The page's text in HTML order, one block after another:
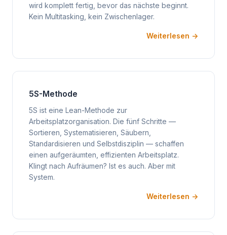
wird komplett fertig, bevor das nächste beginnt.
Kein Multitasking, kein Zwischenlager.
Weiterlesen →
5S-Methode
5S ist eine Lean-Methode zur
Arbeitsplatzorganisation. Die fünf Schritte —
Sortieren, Systematisieren, Säubern,
Standardisieren und Selbstdisziplin — schaffen
einen aufgeräumten, effizienten Arbeitsplatz.
Klingt nach Aufräumen? Ist es auch. Aber mit
System.
Weiterlesen →